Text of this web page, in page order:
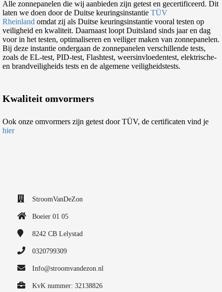
Alle zonnepanelen die wij aanbieden zijn getest en gecertificeerd. Dit
laten we doen door de Duitse keuringsinstantie TÜV
Rheinland omdat zij als Duitse keuringsinstantie vooral testen op
veiligheid en kwaliteit. Daarnaast loopt Duitsland sinds jaar en dag
voor in het testen, optimaliseren en veiliger maken van zonnepanelen.
Bij deze instantie ondergaan de zonnepanelen verschillende tests,
zoals de EL-test, PID-test, Flashtest, weersinvloedentest, elektrische-
en brandveiligheids tests en de algemene veiligheidstests.
Kwaliteit omvormers
Ook onze omvormers zijn getest door TÜV, de certificaten vind je
hier
StroomVanDeZon
Boeier 01 05
8242 CB Lelystad
0320799309
Info@stroomvandezon.nl
KvK nummer: 32138826